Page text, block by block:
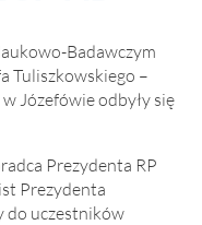
Badawczym
Tuliszkowskiego –
Józefówie odbyły się
Prezydenta RP
Prezydenta
do uczestników